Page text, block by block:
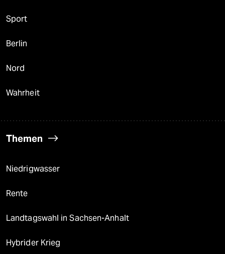
Sport
Berlin
Nord
Wahrheit
Themen
Niedrigwasser
Rente
Landtagswahl in Sachsen-Anhalt
Hybrider Krieg